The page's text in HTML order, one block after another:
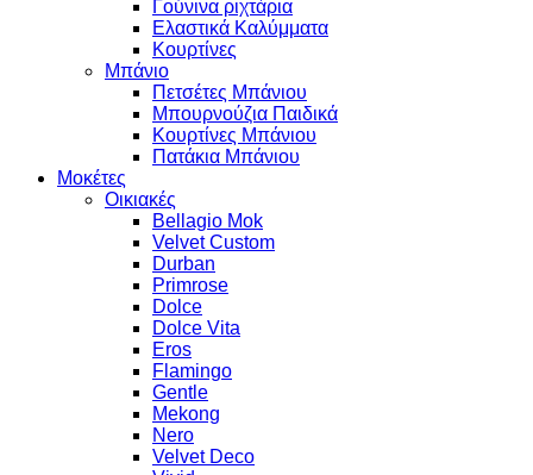
Γούνινα ριχτάρια
Ελαστικά Καλύμματα
Κουρτίνες
Μπάνιο
Πετσέτες Μπάνιου
Μπουρνούζια Παιδικά
Κουρτίνες Μπάνιου
Πατάκια Μπάνιου
Μοκέτες
Οικιακές
Bellagio Mok
Velvet Custom
Durban
Primrose
Dolce
Dolce Vita
Eros
Flamingo
Gentle
Mekong
Nero
Velvet Deco